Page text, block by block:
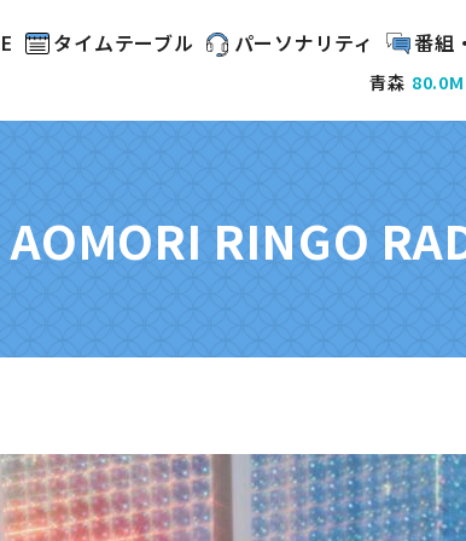
タイムテーブル パーソナリティ 番組
青森
AOMORI RINGO